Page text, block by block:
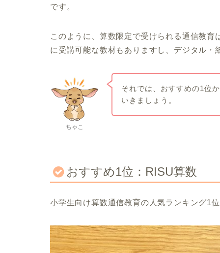
です。
このように、算数限定で受けられる通信教
に受講可能な教材もありますし、デジタル・
ちゃこ
それでは、おすすめの1位
いきましょう。
おすすめ1位：RISU算数
小学生向け算数通信教育の人気ランキング1